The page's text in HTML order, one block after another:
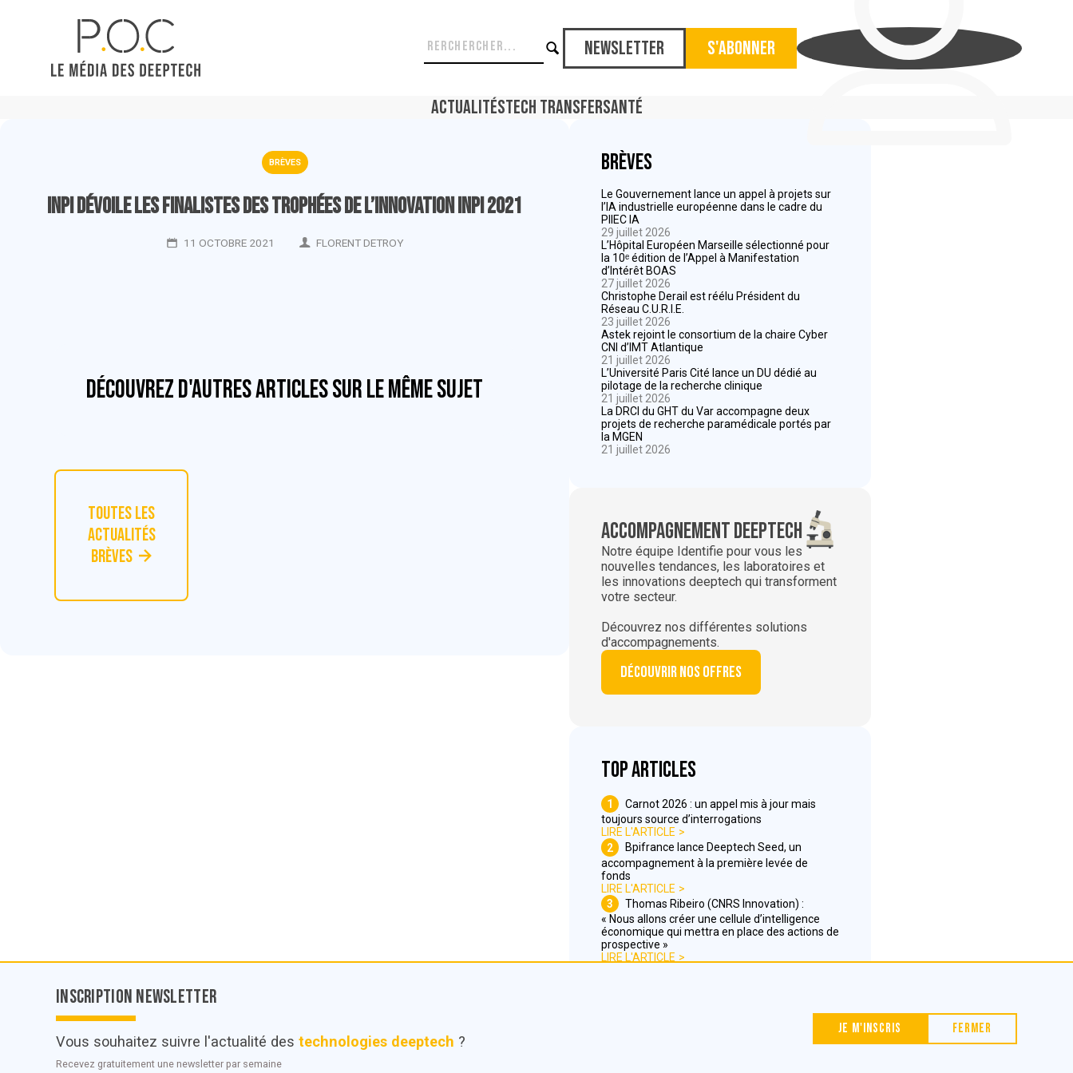
Newsletter S'abonner
ActualitésTech TransferSanté
BRÈVES
Inpi dévoile les finalistes des Trophées de l’innovation Inpi 2021
11 OCTOBRE 2021 FLORENT DETROY
Découvrez d'autres articles sur le même sujet
Toutes les
actualités
Brèves
Brèves
Le Gouvernement lance un appel à projets sur
l’IA industrielle européenne dans le cadre du
PIIEC IA
29 juillet 2026
L’Hôpital Européen Marseille sélectionné pour
la 10ᵉ édition de l’Appel à Manifestation
d’Intérêt BOAS
27 juillet 2026
Christophe Derail est réélu Président du
Réseau C.U.R.I.E.
23 juillet 2026
Astek rejoint le consortium de la chaire Cyber
CNI d’IMT Atlantique
21 juillet 2026
L’Université Paris Cité lance un DU dédié au
pilotage de la recherche clinique
21 juillet 2026
La DRCI du GHT du Var accompagne deux
projets de recherche paramédicale portés par
la MGEN
21 juillet 2026
Accompagnement deeptech
Notre équipe Identifie pour vous les
nouvelles tendances, les laboratoires et
les innovations deeptech qui transforment
votre secteur.
Découvrez nos différentes solutions
d'accompagnements.
Découvrir nos offres
Top articles
1
Carnot 2026 : un appel mis à jour mais
toujours source d’interrogations
LIRE L'ARTICLE
2
Bpifrance lance Deeptech Seed, un
accompagnement à la première levée de
fonds
LIRE L'ARTICLE
3
Thomas Ribeiro (CNRS Innovation) :
« Nous allons créer une cellule d’intelligence
économique qui mettra en place des actions de
prospective »
LIRE L'ARTICLE
Nous contacter
© POC Media 2026
Inscription Newsletter
Vous souhaitez suivre l'actualité des technologies deeptech ?
Recevez gratuitement une newsletter par semaine
Je m'inscris Fermer